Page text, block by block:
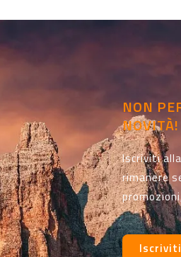
NON
NOVITÀ!
Iscriviti
rimanere
Iscriviti